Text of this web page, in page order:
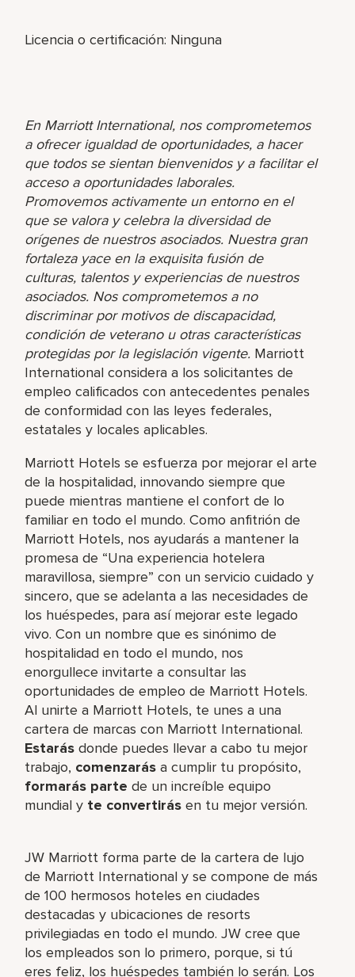
Licencia o certificación: Ninguna
En Marriott International, nos comprometemos
a ofrecer igualdad de oportunidades, a hacer
que todos se sientan bienvenidos y a facilitar el
acceso a oportunidades laborales.
Promovemos activamente un entorno en el
que se valora y celebra la diversidad de
orígenes de nuestros asociados. Nuestra gran
fortaleza yace en la exquisita fusión de
culturas, talentos y experiencias de nuestros
asociados. Nos comprometemos a no
discriminar por motivos de discapacidad,
condición de veterano u otras características
protegidas por la legislación vigente. Marriott
International considera a los solicitantes de
empleo calificados con antecedentes penales
de conformidad con las leyes federales,
estatales y locales aplicables.
Marriott Hotels se esfuerza por mejorar el arte
de la hospitalidad, innovando siempre que
puede mientras mantiene el confort de lo
familiar en todo el mundo. Como anfitrión de
Marriott Hotels, nos ayudarás a mantener la
promesa de “Una experiencia hotelera
maravillosa, siempre” con un servicio cuidado y
sincero, que se adelanta a las necesidades de
los huéspedes, para así mejorar este legado
vivo. Con un nombre que es sinónimo de
hospitalidad en todo el mundo, nos
enorgullece invitarte a consultar las
oportunidades de empleo de Marriott Hotels.
Al unirte a Marriott Hotels, te unes a una
cartera de marcas con Marriott International.
Estarás donde puedes llevar a cabo tu mejor
trabajo,​ comenzarás a cumplir tu propósito,
formarás parte de un increíble​ equipo
mundial y te convertirás en tu mejor versión.
JW Marriott forma parte de la cartera de lujo
de Marriott International y se compone de más
de 100 hermosos hoteles en ciudades
destacadas y ubicaciones de resorts
privilegiadas en todo el mundo. JW cree que
los empleados son lo primero, porque, si tú
eres feliz, los huéspedes también lo serán. Los